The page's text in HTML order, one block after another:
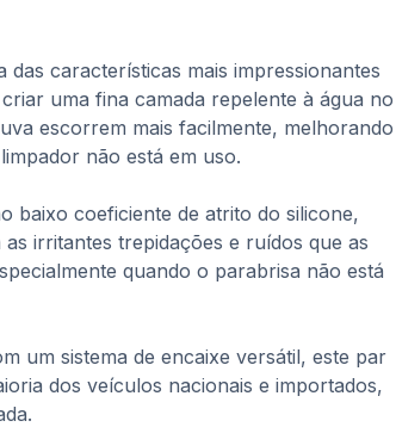
das características mais impressionantes
uma fina camada repelente à água no
escorrem mais facilmente, melhorando
não está em uso.
baixo coeficiente de atrito do silicone,
irritantes trepidações e ruídos que as
quando o parabrisa não está
um sistema de encaixe versátil, este par
dos veículos nacionais e importados,